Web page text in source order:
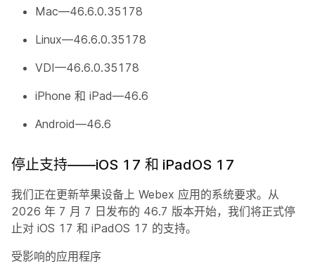
Mac—46.6.0.35178
Linux—46.6.0.35178
VDI—46.6.0.35178
iPhone 和 iPad—46.6
Android—46.6
停止支持——iOS 17 和 iPadOS 17
我们正在更新苹果设备上 Webex 应用的系统要求。从
2026 年 7 月 7 日发布的 46.7 版本开始，我们将正式停
止对 iOS 17 和 iPadOS 17 的支持。
受影响的应用程序